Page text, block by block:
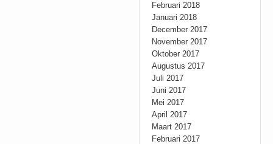
Februari 2018
Januari 2018
December 2017
November 2017
Oktober 2017
Augustus 2017
Juli 2017
Juni 2017
Mei 2017
April 2017
Maart 2017
Februari 2017